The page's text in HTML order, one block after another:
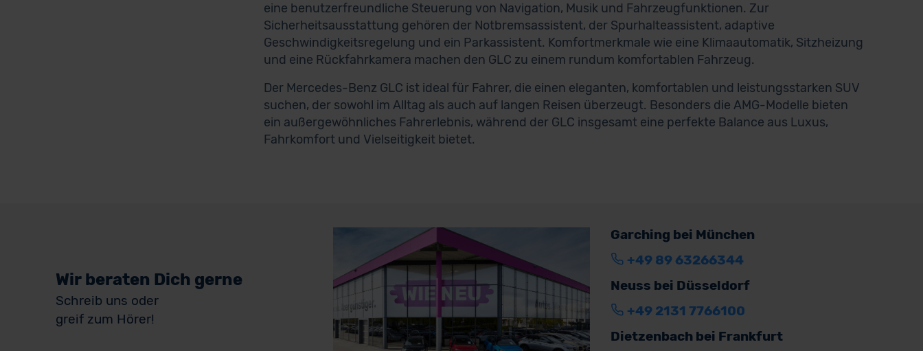
eine benutzerfreundliche Steuerung von Navigation, Musik und Fahrzeugfunktionen. Zur
Sicherheitsausstattung gehören der Notbremsassistent, der Spurhalteassistent, adaptive
Geschwindigkeitsregelung und ein Parkassistent. Komfortmerkmale wie eine Klimaautomatik, Sitzheizung
und eine Rückfahrkamera machen den GLC zu einem rundum komfortablen Fahrzeug.
Der Mercedes-Benz GLC ist ideal für Fahrer, die einen eleganten, komfortablen und leistungsstarken SUV
suchen, der sowohl im Alltag als auch auf langen Reisen überzeugt. Besonders die AMG-Modelle bieten
ein außergewöhnliches Fahrerlebnis, während der GLC insgesamt eine perfekte Balance aus Luxus,
Fahrkomfort und Vielseitigkeit bietet.
Wir beraten Dich gerne
Schreib uns oder
greif zum Hörer!
Garching bei München
+49 89 63266344
Neuss bei Düsseldorf
+49 2131 7766100
Dietzenbach bei Frankfurt